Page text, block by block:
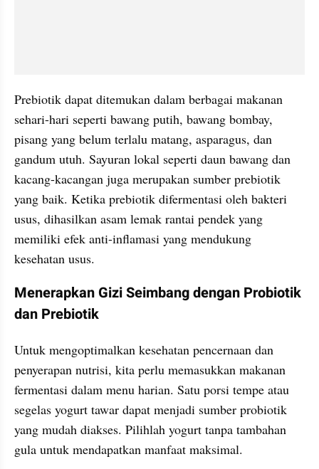
Prebiotik dapat ditemukan dalam berbagai makanan
sehari-hari seperti bawang putih, bawang bombay,
pisang yang belum terlalu matang, asparagus, dan
gandum utuh. Sayuran lokal seperti daun bawang dan
kacang-kacangan juga merupakan sumber prebiotik
yang baik. Ketika prebiotik difermentasi oleh bakteri
usus, dihasilkan asam lemak rantai pendek yang
memiliki efek anti-inflamasi yang mendukung
kesehatan usus.
Menerapkan Gizi Seimbang dengan Probiotik
dan Prebiotik
Untuk mengoptimalkan kesehatan pencernaan dan
penyerapan nutrisi, kita perlu memasukkan makanan
fermentasi dalam menu harian. Satu porsi tempe atau
segelas yogurt tawar dapat menjadi sumber probiotik
yang mudah diakses. Pilihlah yogurt tanpa tambahan
gula untuk mendapatkan manfaat maksimal.